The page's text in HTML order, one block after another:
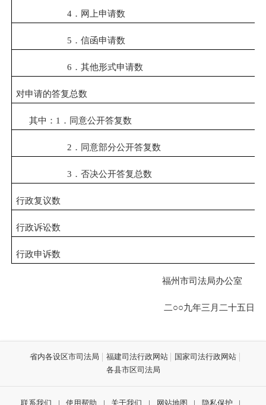
4．网上申请数
5．信函申请数
6．其他形式申请数
对申请的答复总数
其中：1．同意公开答复数
2．同意部分公开答复数
3．否决公开答复总数
行政复议数
行政诉讼数
行政申诉数
福州市司法局办公室
二○○九年三月二十五日
省内各设区市司法局 福建司法行政网站
国家司法行政网站
各县市区司法局
联系我们 | 使用帮助 | 关于我们 | 网站地图 | 隐私保护 |